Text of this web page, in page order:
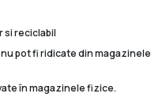
si reciclabil
pot fi ridicate din magazinele
în magazinele fizice.